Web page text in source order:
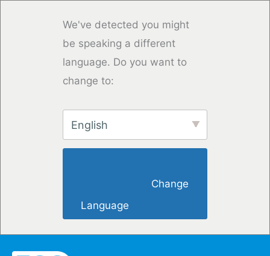
We've detected you might
be speaking a different
language. Do you want to
change to:
English
Language